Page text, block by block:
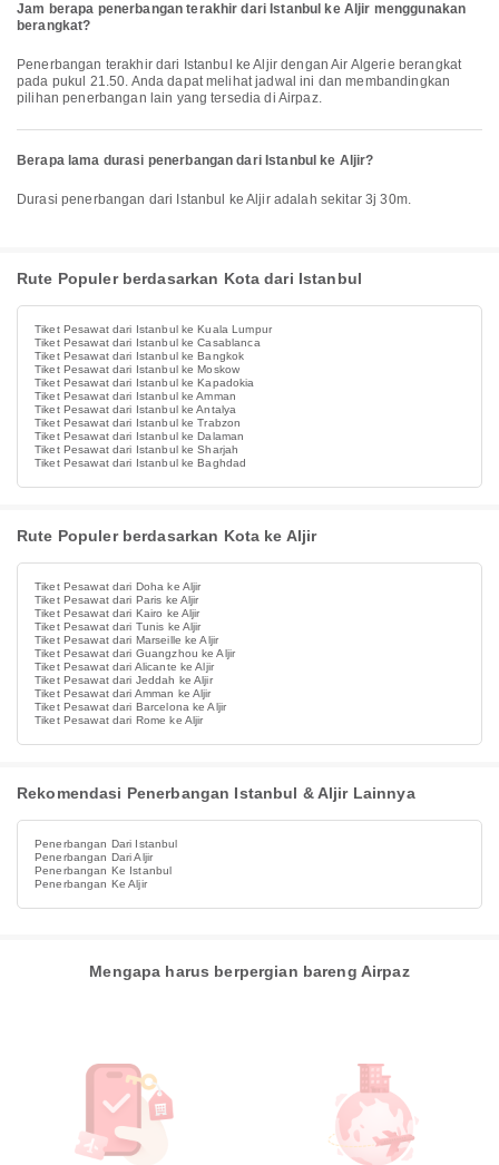
Jam berapa penerbangan terakhir dari Istanbul ke Aljir menggunakan
berangkat?
Penerbangan terakhir dari Istanbul ke Aljir dengan Air Algerie berangkat
pada pukul 21.50. Anda dapat melihat jadwal ini dan membandingkan
pilihan penerbangan lain yang tersedia di Airpaz.
Berapa lama durasi penerbangan dari Istanbul ke Aljir?
Durasi penerbangan dari Istanbul ke Aljir adalah sekitar 3j 30m.
Rute Populer berdasarkan Kota dari Istanbul
Tiket Pesawat dari Istanbul ke Kuala Lumpur
Tiket Pesawat dari Istanbul ke Casablanca
Tiket Pesawat dari Istanbul ke Bangkok
Tiket Pesawat dari Istanbul ke Moskow
Tiket Pesawat dari Istanbul ke Kapadokia
Tiket Pesawat dari Istanbul ke Amman
Tiket Pesawat dari Istanbul ke Antalya
Tiket Pesawat dari Istanbul ke Trabzon
Tiket Pesawat dari Istanbul ke Dalaman
Tiket Pesawat dari Istanbul ke Sharjah
Tiket Pesawat dari Istanbul ke Baghdad
Rute Populer berdasarkan Kota ke Aljir
Tiket Pesawat dari Doha ke Aljir
Tiket Pesawat dari Paris ke Aljir
Tiket Pesawat dari Kairo ke Aljir
Tiket Pesawat dari Tunis ke Aljir
Tiket Pesawat dari Marseille ke Aljir
Tiket Pesawat dari Guangzhou ke Aljir
Tiket Pesawat dari Alicante ke Aljir
Tiket Pesawat dari Jeddah ke Aljir
Tiket Pesawat dari Amman ke Aljir
Tiket Pesawat dari Barcelona ke Aljir
Tiket Pesawat dari Rome ke Aljir
Rekomendasi Penerbangan Istanbul & Aljir Lainnya
Penerbangan Dari Istanbul
Penerbangan Dari Aljir
Penerbangan Ke Istanbul
Penerbangan Ke Aljir
Mengapa harus berpergian bareng Airpaz